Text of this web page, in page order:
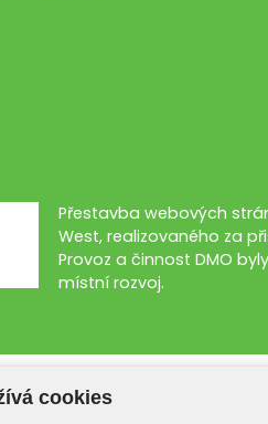
Přestavba webových
West, realizovaného za
Provoz a činnost DMO
místní rozvoj.
cookies